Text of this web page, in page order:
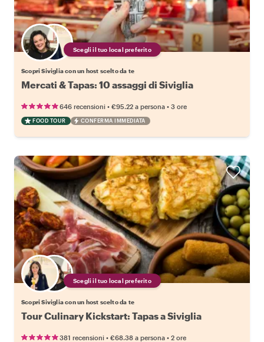
Scegli il tuo local preferito
Scopri Siviglia con un host scelto da te
Mercati & Tapas: 10 assaggi di Siviglia
646 recensioni • €95.22 a persona • 3 ore
FOOD TOUR CONFERMA IMMEDIATA
Scegli il tuo local preferito
Scopri Siviglia con un host scelto da te
Tour Culinary Kickstart: Tapas a Siviglia
381 recensioni • €68.38 a persona • 2 ore